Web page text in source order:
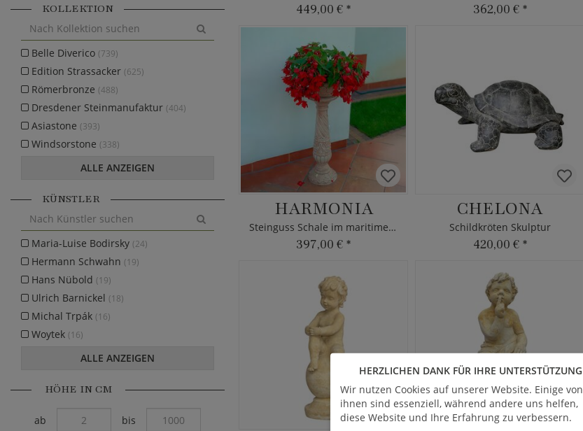
449,00 € * 362,00 € *
HARMONIA
Steinguss Schale im maritimen Design
397,00 € *
CHELONA
Schildkröten Skulptur
420,00 € *
KOLLEKTION
Belle Diverico (739)
Edition Strassacker (625)
Römerbronze (488)
Dresdener Steinmanufaktur (404)
Asiastone (393)
Windsorstone (338)
ALLE ANZEIGEN
KÜNSTLER
Maria-Luise Bodirsky (24)
Hermann Schwahn (19)
Hans Nübold (19)
Ulrich Barnickel (18)
Michal Trpák (16)
Woytek (16)
ALLE ANZEIGEN
HÖHE IN CM
ab bis
HERZLICHEN DANK FÜR IHRE UNTERSTÜTZUNG
Wir nutzen Cookies auf unserer Website. Einige von
ihnen sind essenziell, während andere uns helfen,
diese Website und Ihre Erfahrung zu verbessern.